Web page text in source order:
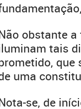
obstante
tais
que
uma
se, de